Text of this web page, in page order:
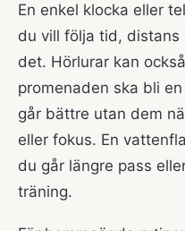
En enkel klocka eller
du vill följa tid,
det. Hörlurar kan
promenaden ska bli
går bättre utan dem
eller fokus. En
du går längre pass
träning.